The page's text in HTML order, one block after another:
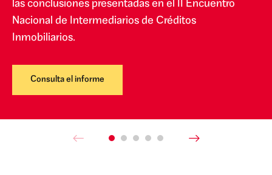
las conclusiones presentadas en el II Encuentro
Nacional de Intermediarios de Créditos
Inmobiliarios.
Consulta el informe